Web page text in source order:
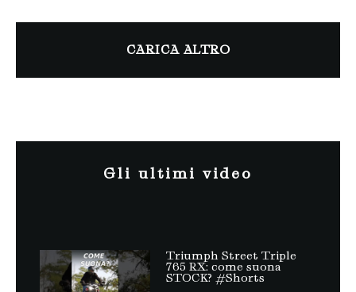
CARICA ALTRO
Gli ultimi video
Triumph Street Triple
765 RX: come suona
STOCK? #Shorts